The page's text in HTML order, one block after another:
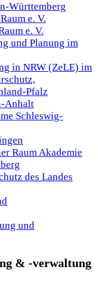
Württemberg
e. V.
e. V.
und Planung im
in NRW (ZeLE) im
Pfalz
Anhalt
Schleswig-
Raum Akademie
des Landes
und
& -verwaltung